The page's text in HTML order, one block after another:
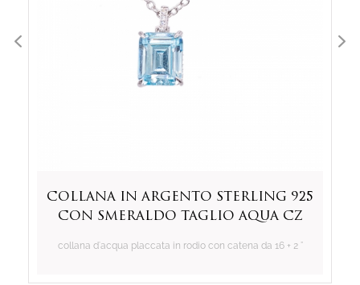
Collana in argento sterling 925
con smeraldo taglio aqua cz
collana d'acqua placcata in rodio con catena da 16 + 2 "